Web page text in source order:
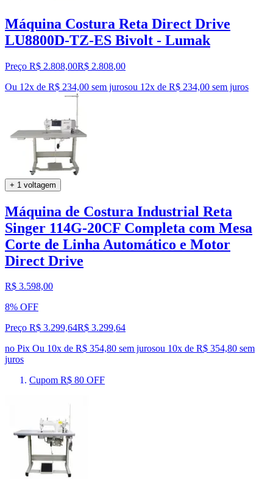
Máquina Costura Reta Direct Drive
LU8800D-TZ-ES Bivolt - Lumak
Preço R$ 2.808,00R$ 2.808,00
Ou 12x de R$ 234,00 sem jurosou 12x de R$ 234,00 sem juros
+ 1 voltagem
Máquina de Costura Industrial Reta
Singer 114G-20CF Completa com Mesa
Corte de Linha Automático e Motor
Direct Drive
R$ 3.598,00
8% OFF
Preço R$ 3.299,64R$ 3.299,64
no Pix Ou 10x de R$ 354,80 sem jurosou 10x de R$ 354,80 sem
juros
Cupom R$ 80 OFF